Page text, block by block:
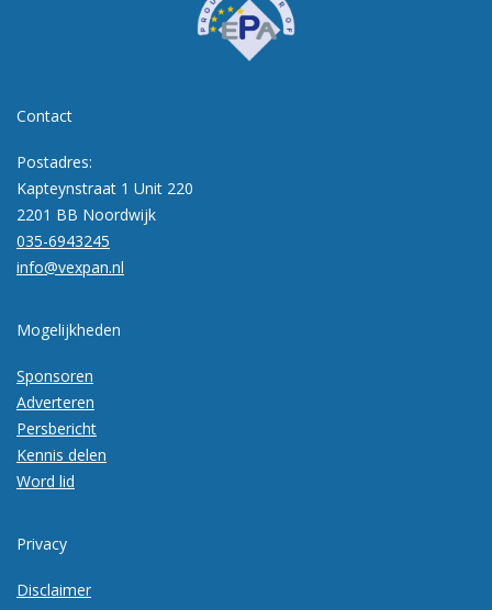
Contact
Postadres:
Kapteynstraat 1 Unit 220
2201 BB Noordwijk
035-6943245
info@vexpan.nl
Mogelijkheden
Sponsoren
Adverteren
Persbericht
Kennis delen
Word lid
Privacy
Disclaimer